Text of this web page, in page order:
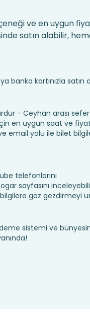
ve en uygun
satın alabilir,
banka kartınızla satın
- Ceyhan arası
en uygun saat ve
email yolu ile bilet
telefonlarını
sayfasını
göz gezdirmeyi
sistemi ve